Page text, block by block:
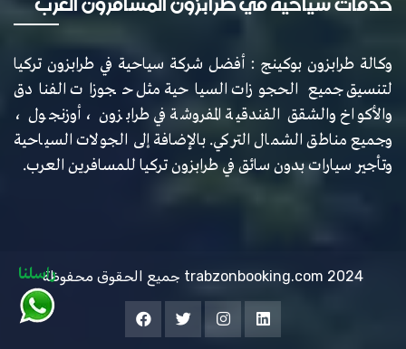
وكالة طرابزون بوكينج : أفضل شركة سياحية في طرابزون تركيا
لتنسيق جميع الحجوزات السياحية مثل حجوزات الفنادق
والأكواخ والشقق الفندقية المفروشة في طرابزون ، أوزنجول ،
وجميع مناطق الشمال التركي. بالإضافة إلى الجولات السياحية
وتأجير سيارات بدون سائق في طرابزون تركيا للمسافرين العرب.
جميع الحقوق محفوظة trabzonbooking.com 2024 راسلنا